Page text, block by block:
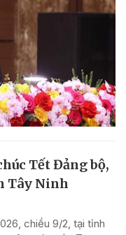
Tết Đảng bộ,
Tây Ninh
chiều 9/2, tại tỉnh